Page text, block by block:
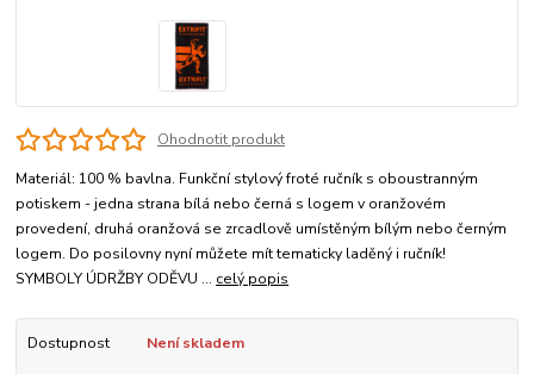
Ohodnotit produkt
Materiál: 100 % bavlna. Funkční stylový froté ručník s oboustranným
potiskem - jedna strana bílá nebo černá s logem v oranžovém
provedení, druhá oranžová se zrcadlově umístěným bílým nebo černým
logem. Do posilovny nyní můžete mít tematicky laděný i ručník!
SYMBOLY ÚDRŽBY ODĚVU ... celý popis
Dostupnost Není skladem